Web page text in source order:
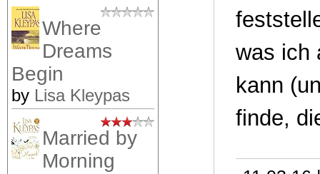
Where
Dreams
Begin
by Lisa Kleypas
Married by
Morning
was ich
kann
finde,